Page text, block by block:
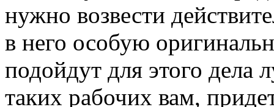
нужно возвести
в него особую
подойдут для этого дела
таких рабочих вам,